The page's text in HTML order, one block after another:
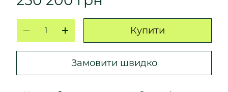
Купити
Замовити швидко